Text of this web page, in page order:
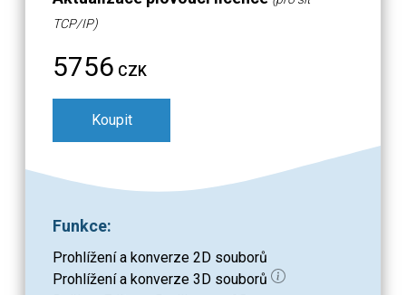
TCP/IP)
5756 CZK
Koupit
Funkce:
Prohlížení a konverze 2D souborů
Prohlížení a konverze 3D souborů